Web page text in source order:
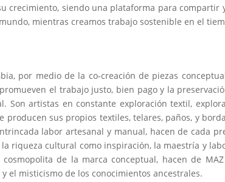
crecimiento, siendo una plataforma para compartir
mientras creamos trabajo sostenible en el
por medio de la co-creación de piezas
el trabajo justo, bien pago y la
artistas en constante exploración textil,
sus propios textiles, telares, paños, y
labor artesanal y manual, hacen de cada
riqueza cultural como inspiración, la maestría y
de la marca conceptual, hacen de
el misticismo de los conocimientos ancestrales.